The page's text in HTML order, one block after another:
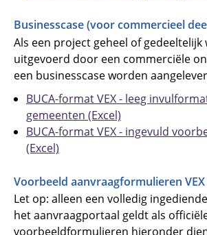
Businesscase (voor commercieel
Als een project geheel of
uitgevoerd door een commerciële
een businesscase worden
BUCA-format VEX - leeg
gemeenten (Excel)
BUCA-format VEX - ingevuld
(Excel)
Voorbeeld aanvraagformulieren VEX
Let op: alleen een volledig
het aanvraagportaal geldt als
voorbeeldformulieren hieronder